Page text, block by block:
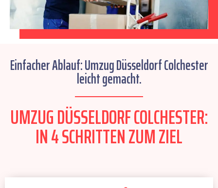
Einfacher Ablauf: Umzug Düsseldorf Colchester
leicht gemacht.
UMZUG DÜSSELDORF COLCHESTER:
IN 4 SCHRITTEN ZUM ZIEL